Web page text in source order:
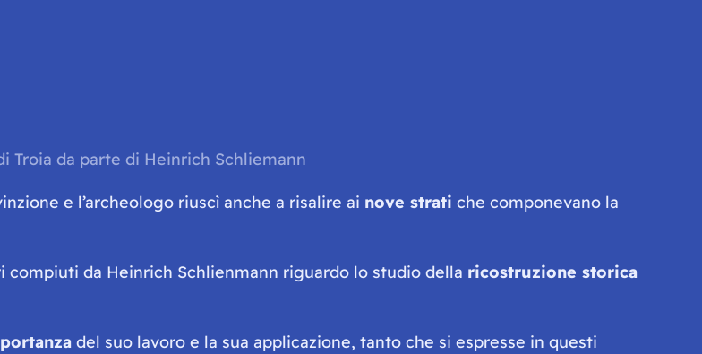
Troia da parte di Heinrich Schliemann
e l’archeologo riuscì anche a risalire ai nove strati che componevano la
da Heinrich Schlienmann riguardo lo studio della ricostruzione storica
del suo lavoro e la sua applicazione, tanto che si espresse in questi